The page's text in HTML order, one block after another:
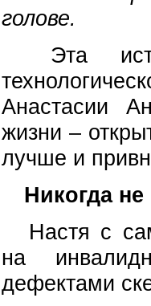
голове.
Эта
Анастасии
жизни –
лучше и
Никогда не
Настя с
на
дефектами